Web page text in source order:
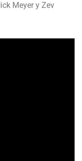
Meyer y Zev